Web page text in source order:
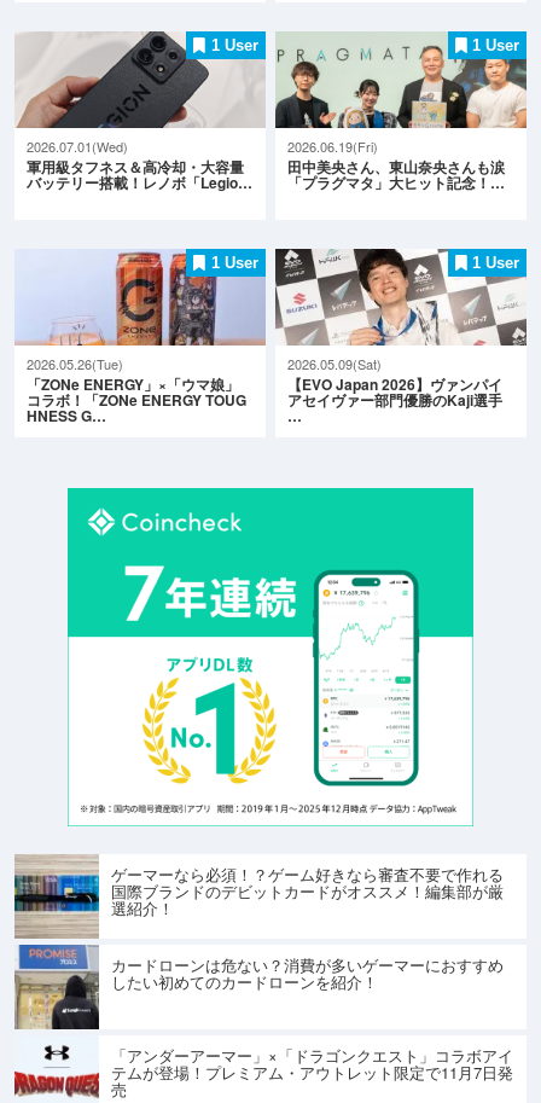
1 User
2026.07.01(Wed)
軍用級タフネス＆高冷却・大容量
バッテリー搭載！レノボ「Legio…
1 User
2026.06.19(Fri)
田中美央さん、東山奈央さんも涙
「プラグマタ」大ヒット記念！…
1 User
2026.05.26(Tue)
「ZONe ENERGY」×「ウマ娘」
コラボ！「ZONe ENERGY TOUG
HNESS G…
1 User
2026.05.09(Sat)
【EVO Japan 2026】ヴァンパイ
アセイヴァー部門優勝のKaji選手
…
ゲーマーなら必須！？ゲーム好きなら審査不要で作れる
国際ブランドのデビットカードがオススメ！編集部が厳
選紹介！
カードローンは危ない？消費が多いゲーマーにおすすめ
したい初めてのカードローンを紹介！
「アンダーアーマー」×「ドラゴンクエスト」コラボアイ
テムが登場！プレミアム・アウトレット限定で11月7日発
売